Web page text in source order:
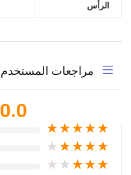
الرأس
مراجعات المستخدم
0.0
★
★
★
★
★
★
★
★
★
★
★
★
★
★
★